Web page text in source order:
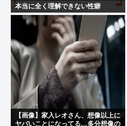
本当に全く理解できない性癖
【画像】家入レオさん、想像以上に
ヤバいことになってる…多分想像の